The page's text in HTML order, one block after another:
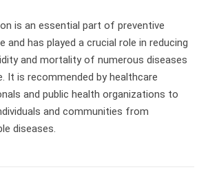
is an essential part of preventive
and has played a crucial role in reducing
and mortality of numerous diseases
It is recommended by healthcare
and public health organizations to
and communities from
diseases.